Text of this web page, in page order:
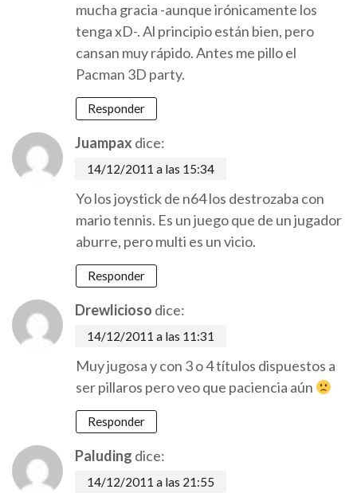
mucha gracia -aunque irónicamente los
tenga xD-. Al principio están bien, pero
cansan muy rápido. Antes me pillo el
Pacman 3D party.
Responder
Juampax dice:
14/12/2011 a las 15:34
Yo los joystick de n64 los destrozaba con
mario tennis. Es un juego que de un jugador
aburre, pero multi es un vicio.
Responder
Drewlicioso dice:
14/12/2011 a las 11:31
Muy jugosa y con 3 o 4 títulos dispuestos a
ser pillaros pero veo que paciencia aún
Responder
Paluding dice:
14/12/2011 a las 21:55